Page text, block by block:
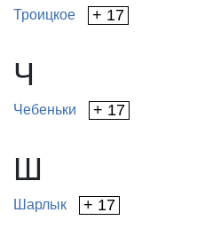
Троицкое + 17
Ч
Чебеньки + 17
Ш
Шарлык + 17